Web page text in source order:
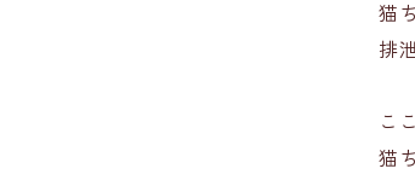
猫
排
こ
猫